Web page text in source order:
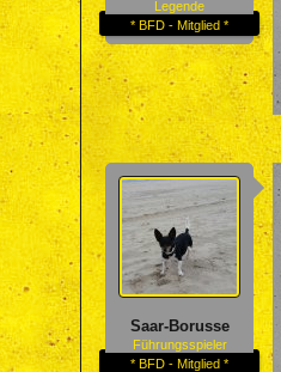
Legende
* BFD - Mitglied *
Saar-Borusse
Führungsspieler
* BFD - Mitglied *